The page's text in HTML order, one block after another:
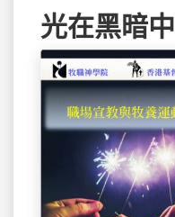
光在黑暗中